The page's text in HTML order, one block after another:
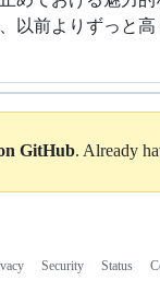
以前よりずっと
GitHub. Already
Security Status